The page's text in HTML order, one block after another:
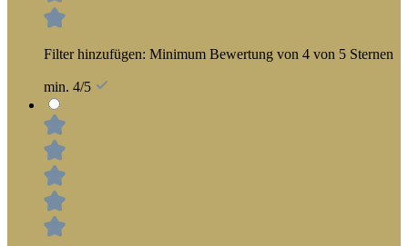
Filter hinzufügen: Minimum Bewertung von 4 von 5 Sternen
min. 4/5